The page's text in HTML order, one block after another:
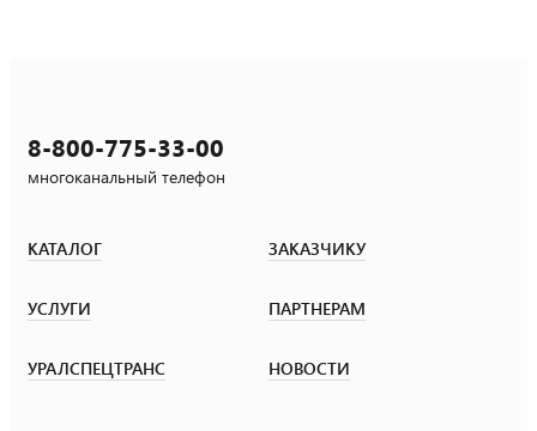
8-800-775-33-00
многоканальный телефон
КАТАЛОГ ЗАКАЗЧИКУ
УСЛУГИ ПАРТНЕРАМ
УРАЛСПЕЦТРАНС НОВОСТИ